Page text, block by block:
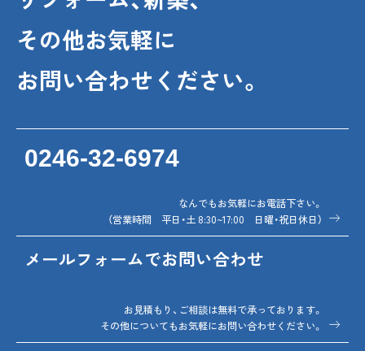
その他お気軽に
お問い合わせください。
0246-32-6974
なんでもお気軽にお電話下さい。
（営業時間 平日・土 8:30~17:00 日曜・祝日休日）
メールフォームでお問い合わせ
お見積もり、ご相談は無料で承っております。
その他についてもお気軽にお問い合わせください。